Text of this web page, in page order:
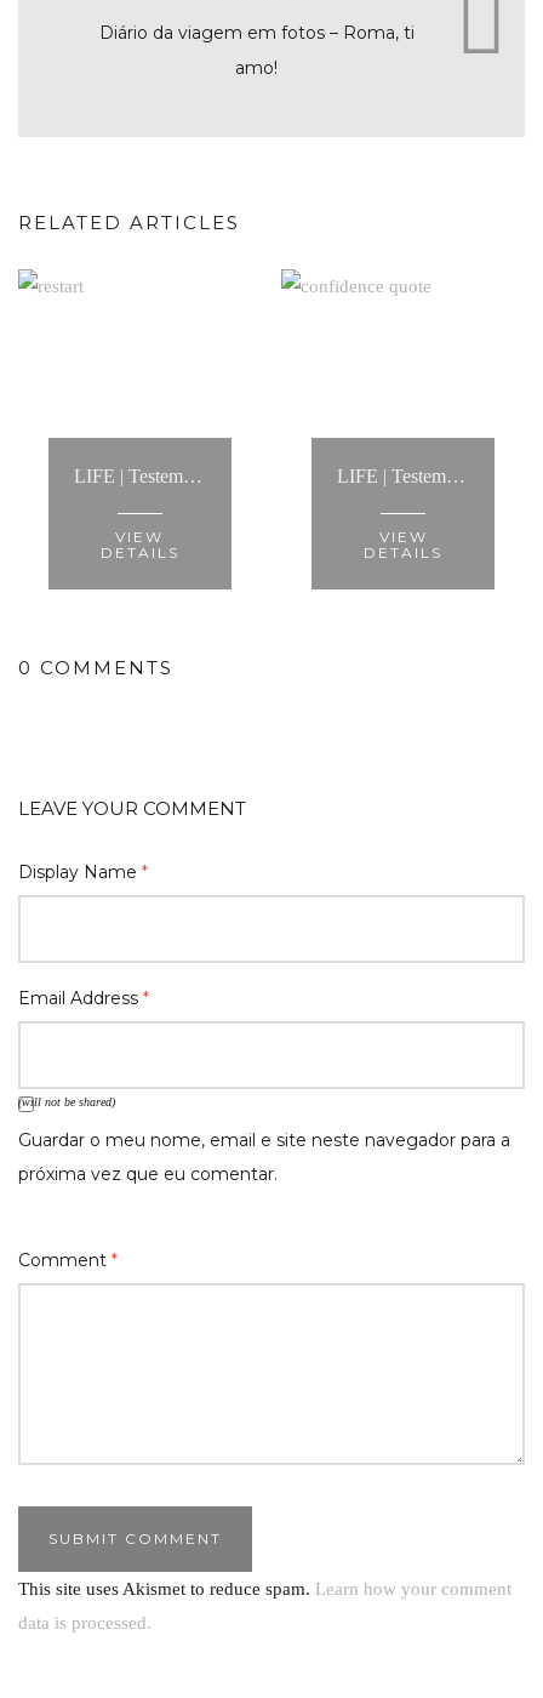
Diário da viagem em fotos – Roma, ti
amo!
RELATED ARTICLES
LIFE | Testemunho Processo de Coaching: “Contactei a Anita para um processo de life coaching.... Foi a melhor decisão dos últimos tempos!”
VIEW
DETAILS
LIFE | Testemunho Processo de Coaching: “A Anita é alguém com quem é fácil conversar, de um pragmatismo notável”
VIEW
DETAILS
0 COMMENTS
LEAVE YOUR COMMENT
Display Name *
Email Address *
(will not be shared)
Guardar o meu nome, email e site neste navegador para a
próxima vez que eu comentar.
Comment *
This site uses Akismet to reduce spam. Learn how your comment
data is processed.